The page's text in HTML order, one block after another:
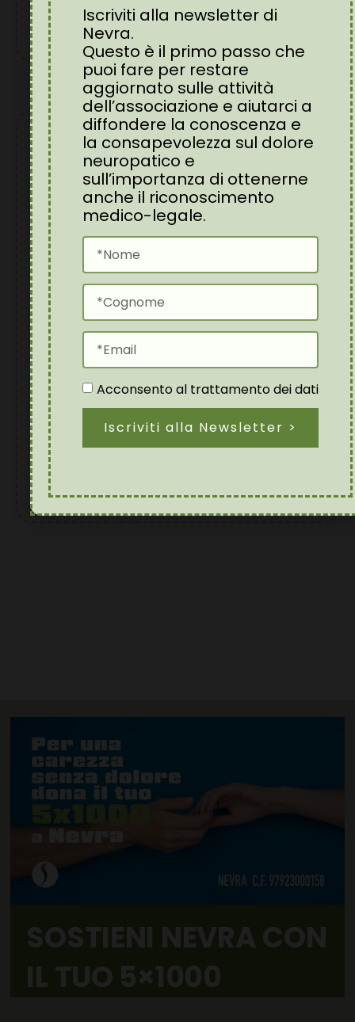
Febbraio 17, 2026
Leggi l'articolo
DOLORE NEUROPATICO
POST-TRAUMATICO:
UNA SFIDA MEDICO-
LEGALE, NON UN
PROBLEMA
“SOGGETTIVO”
Febbraio 10, 2026
Leggi l'articolo
SOSTIENI NEVRA CON
IL TUO 5×1000
Iscriviti alla newsletter di
Nevra.
Questo è il primo passo che
puoi fare per restare
aggiornato sulle attività
dell’associazione e aiutarci a
diffondere la conoscenza e
la consapevolezza sul dolore
neuropatico e
sull’importanza di ottenerne
anche il riconoscimento
medico-legale.
Acconsento al trattamento dei dati
Iscriviti alla Newsletter >